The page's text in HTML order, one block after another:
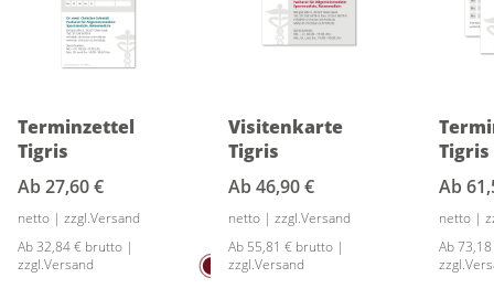
Terminzettel
Tigris
Ab 27,60 €
netto | zzgl.Versand
Ab 32,84 € brutto |
zzgl.Versand
Visitenkarte
Tigris
Ab46,90 €
netto | zzgl.Versand
Ab 55,81 € brutto |
zzgl.Versand
Tigris
Ab
netto |
Ab